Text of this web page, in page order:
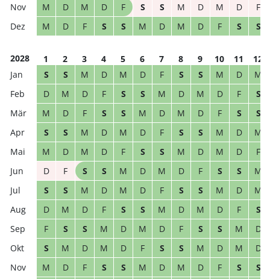
M
D M D F S S M D M D
F
M
D F S S M D M D F S S
2028 1 2 3 4 5 6 7 8 9 10 11
12
S
S M D M D F S S M D
M
D
M D F S S M D M D F
S
M
D F S S M D M D F S
S
S
S M D M D F S S M D
M
M
D M D F S S M D M D
F
D
F S S M D M D F S S
M
S
S M D M D F S S M D
M
D
M D F S S M D M D F
S
F
S S M D M D F S S M
D
S
M D M D F S S M D M
D
M
D F S S M D M D F S
S